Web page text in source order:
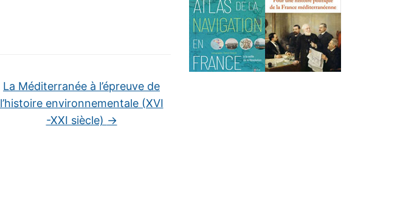
La Méditerranée à l’épreuve de
l’histoire environnementale (XVI
-XXI siècle) →